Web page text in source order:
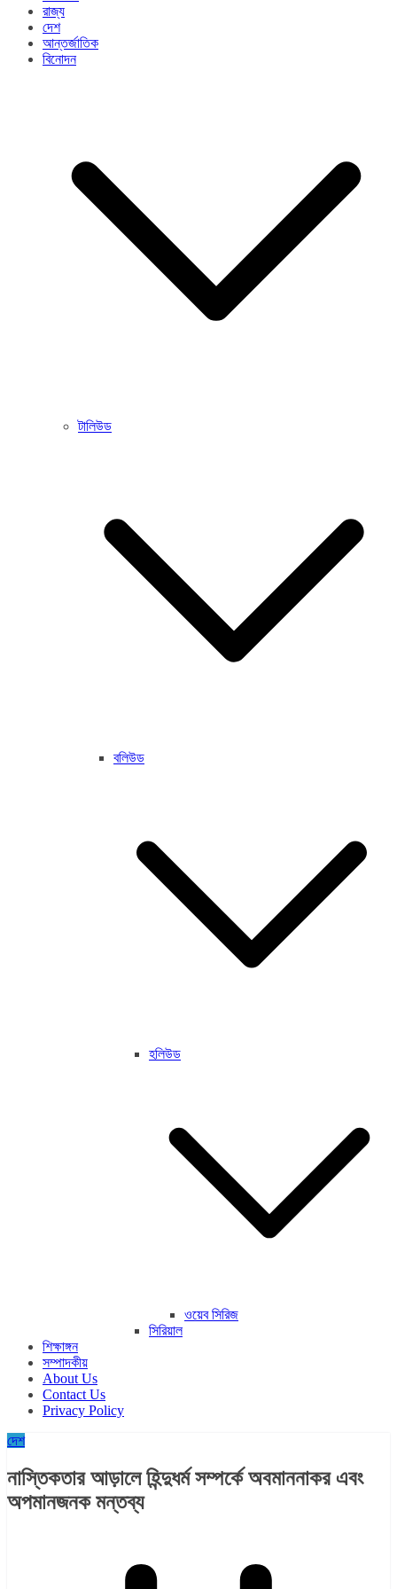
রাজ্য​
দেশ
আন্তর্জাতিক
বিনোদন
টালিউড
বলিউড
হলিউড
ওয়েব সিরিজ
সিরিয়াল
শিক্ষাঙ্গন
সম্পাদকীয়
About Us
Contact Us
Privacy Policy
দেশ
নাস্তিকতার আড়ালে হিন্দুধর্ম সম্পর্কে অবমাননাকর এবং
অপমানজনক মন্তব্য